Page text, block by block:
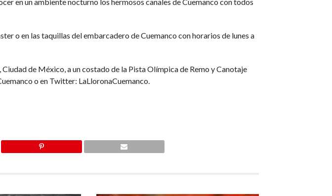
o en las taquillas del embarcadero de Cuemanco con horarios de lunes a
de México, a un costado de la Pista Olímpica de Remo y Canotaje
o en Twitter: LaLloronaCuemanco.